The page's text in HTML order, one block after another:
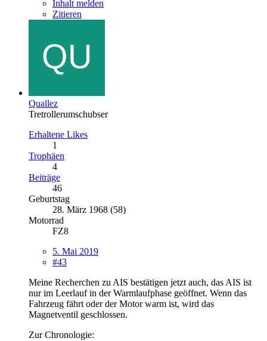
Inhalt melden
Zitieren
Quallez
Tretrollerumschubser
Erhaltene Likes
1
Trophäen
4
Beiträge
46
Geburtstag
28. März 1968 (58)
Motorrad
FZ8
5. Mai 2019
#43
Meine Recherchen zu AIS bestätigen jetzt auch, das AIS ist
nur im Leerlauf in der Warmlaufphase geöffnet. Wenn das
Fahrzeug fährt oder der Motor warm ist, wird das
Magnetventil geschlossen.
Zur Chronologie: